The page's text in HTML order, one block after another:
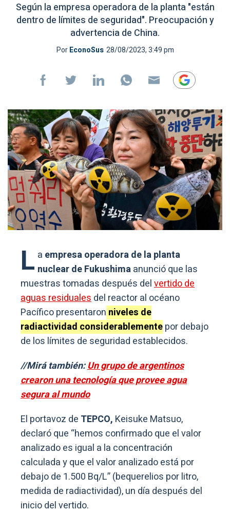
Según la empresa operadora de la planta "están
dentro de límites de seguridad". Preocupación y
advertencia de China.
PorEconoSus 28/08/2023, 3:49 pm
L a empresa operadora de la planta
nuclear de Fukushimaanunció que las
muestras tomadas después delvertido de
aguas residualesdel reactor al océano
Pacífico presentaron niveles de
radiactividad considerablementepor debajo
de los límites de seguridad establecidos.
//Mirá también:Un grupo de argentinos
crearon una tecnología que provee agua
segura al mundo
El portavoz de TEPCO, Keisuke Matsuo,
declaró que “hemos confirmado que el valor
analizado es igual a la concentración
calculada y que el valor analizado está por
debajo de 1.500 Bq/L” (bequerelios por litro,
medida de radiactividad), un día después del
inicio del vertido.